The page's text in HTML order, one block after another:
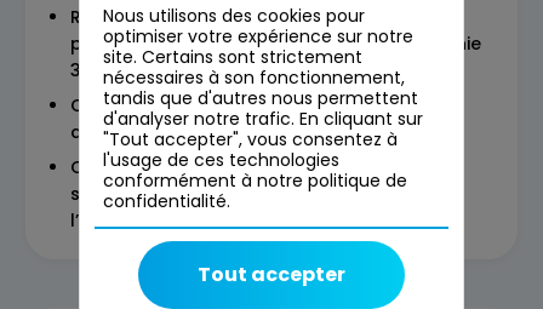
Rencontre avec 5 experts (design UI, design
print, illustration, motion design et infographie
3D)
Quiz portant sur la présentation des 5
disciplines
Questions / réponses (au fil de l’eau et une
séquence d’environ 25 minutes dédiée à
l’échange spontané)
Nous utilisons des cookies pour
optimiser votre expérience sur notre
site. Certains sont strictement
nécessaires à son fonctionnement,
tandis que d'autres nous permettent
d'analyser notre trafic. En cliquant sur
"Tout accepter", vous consentez à
l'usage de ces technologies
conformément à notre politique de
confidentialité.
Tout accepter